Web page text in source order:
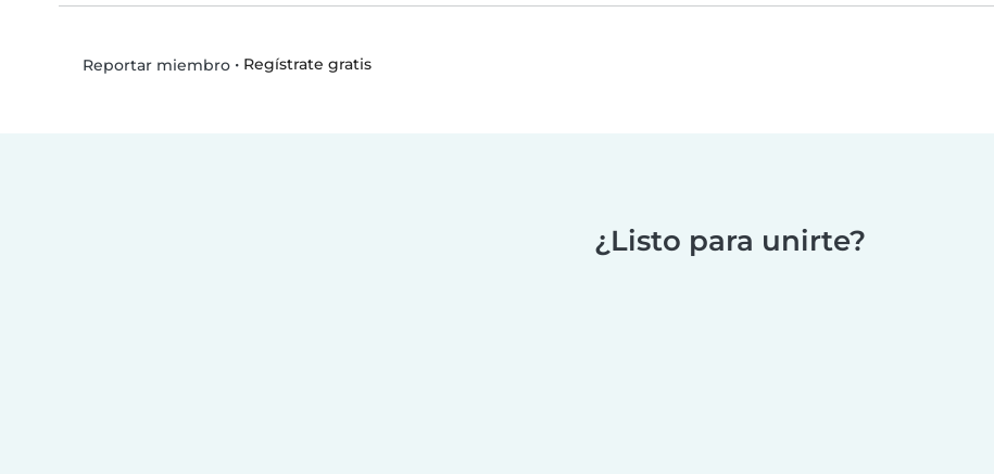
Reportar miembro• Regístrate gratis
¿Listo para unirte?